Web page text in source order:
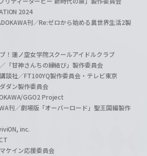
2024
刊／Re:ゼロから始める異世界生活2製
！蓮ノ空女学院スクールアイドルクラブ
「甘神さんちの縁結び」製作委員会
談社／FT100YQ製作委員会・テレビ東京
ダン製作委員会
GGO2 Project
刊／劇場版「オーバーロード」聖王国編製作
inc.
ケイン応援委員会